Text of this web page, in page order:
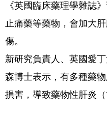
《英國臨床藥理學雜誌
止痛藥等藥物，會加大
傷。
新研究負責人、英國愛
森博士表示，有多種藥
損害，導致藥物性肝炎（